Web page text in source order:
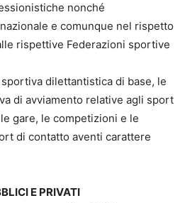
nonché
e comunque nel rispetto
rispettive Federazioni sportive
sportiva dilettantistica di base, le
di avviamento relative agli sport
gare, le competizioni e le
di contatto aventi carattere
E PRIVATI